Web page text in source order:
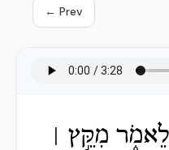
← Prev
מִקֵּ֣ץ ׀